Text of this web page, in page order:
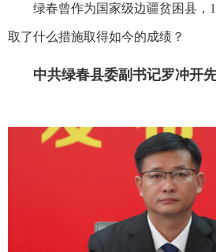
绿春曾作为国家级边疆贫困县，
取了什么措施取得如今的成绩？
中共绿春县委副书记罗冲开